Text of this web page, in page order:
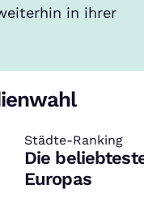
in ihrer
Städte-Ranking
:
Die
Europas